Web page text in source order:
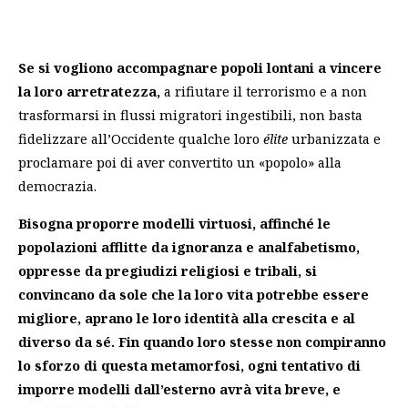
Se si vogliono accompagnare popoli lontani a vincere
la loro arretratezza, a rifiutare il terrorismo e a non
trasformarsi in flussi migratori ingestibili, non basta
fidelizzare all’Occidente qualche loro élite urbanizzata e
proclamare poi di aver convertito un «popolo» alla
democrazia.
Bisogna proporre modelli virtuosi, affinché le
popolazioni afflitte da ignoranza e analfabetismo,
oppresse da pregiudizi religiosi e tribali, si
convincano da sole che la loro vita potrebbe essere
migliore, aprano le loro identità alla crescita e al
diverso da sé. Fin quando loro stesse non compiranno
lo sforzo di questa metamorfosi, ogni tentativo di
imporre modelli dall’esterno avrà vita breve, e